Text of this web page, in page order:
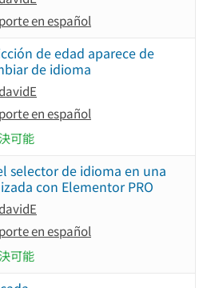
en español
de edad aparece de
de idioma
en español
可能
selector de idioma en una
con Elementor PRO
en español
可能